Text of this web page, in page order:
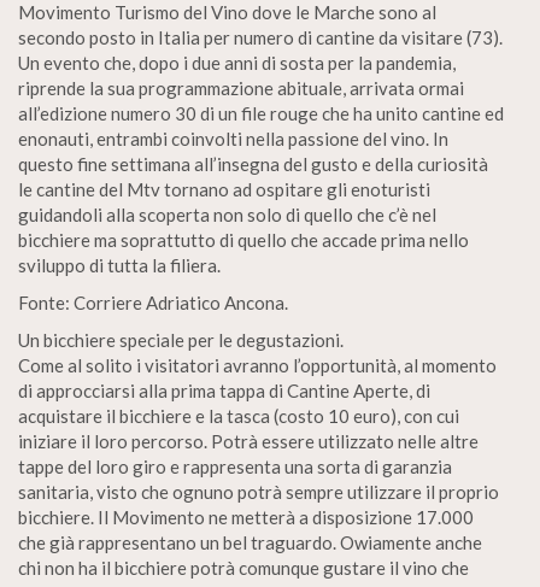
Movimento Turismo del Vino dove le Marche sono al
secondo posto in Italia per numero di cantine da visitare (73).
Un evento che, dopo i due anni di sosta per la pandemia,
riprende la sua programmazione abituale, arrivata ormai
all’edizione numero 30 di un file rouge che ha unito cantine ed
enonauti, entrambi coinvolti nella passione del vino. In
questo fine settimana all’insegna del gusto e della curiosità
le cantine del Mtv tornano ad ospitare gli enoturisti
guidandoli alla scoperta non solo di quello che c’è nel
bicchiere ma soprattutto di quello che accade prima nello
sviluppo di tutta la filiera.
Fonte: Corriere Adriatico Ancona.
Un bicchiere speciale per le degustazioni.
Come al solito i visitatori avranno l’opportunità, al momento
di approcciarsi alla prima tappa di Cantine Aperte, di
acquistare il bicchiere e la tasca (costo 10 euro), con cui
iniziare il loro percorso. Potrà essere utilizzato nelle altre
tappe del loro giro e rappresenta una sorta di garanzia
sanitaria, visto che ognuno potrà sempre utilizzare il proprio
bicchiere. Il Movimento ne metterà a disposizione 17.000
che già rappresentano un bel traguardo. Owiamente anche
chi non ha il bicchiere potrà comunque gustare il vino che